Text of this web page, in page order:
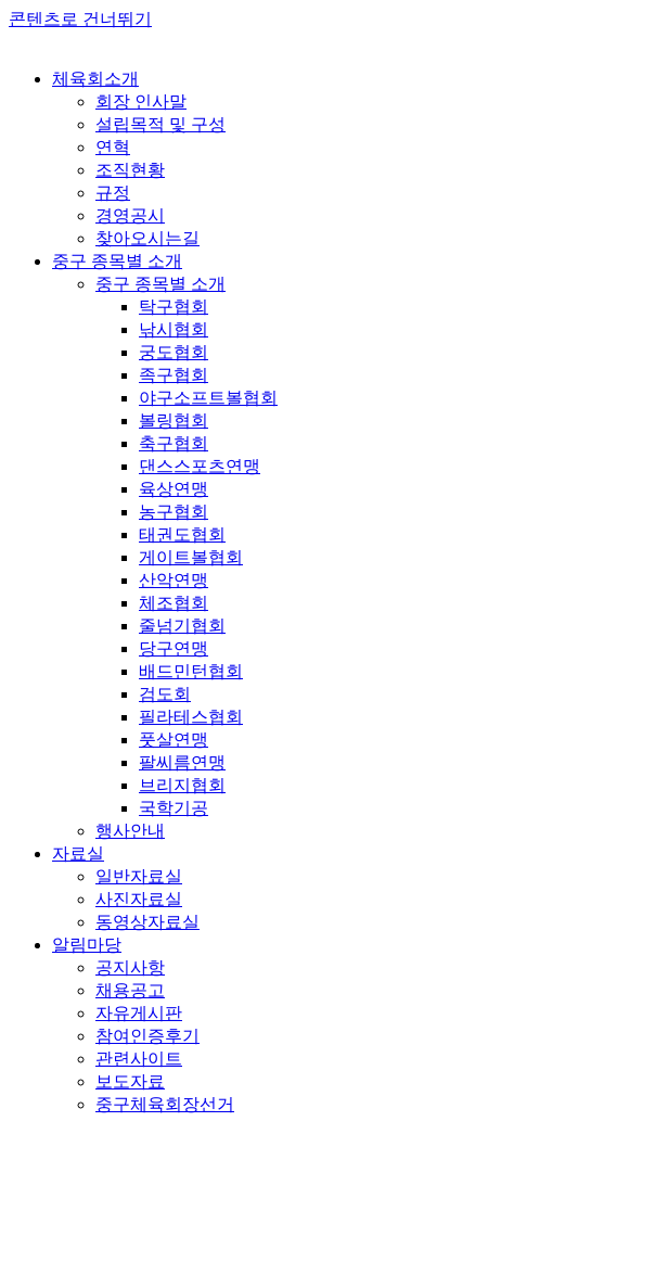
콘텐츠로 건너뛰기
체육회소개
회장 인사말
설립목적 및 구성
연혁
조직현황
규정
경영공시
찾아오시는길
중구 종목별 소개
중구 종목별 소개
탁구협회
낚시협회
궁도협회
족구협회
야구소프트볼협회
볼링협회
축구협회
댄스스포츠연맹
육상연맹
농구협회
태권도협회
게이트볼협회
산악연맹
체조협회
줄넘기협회
당구연맹
배드민턴협회
검도회
필라테스협회
풋살연맹
팔씨름연맹
브리지협회
국학기공
행사안내
자료실
일반자료실
사진자료실
동영상자료실
알림마당
공지사항
채용공고
자유게시판
참여인증후기
관련사이트
보도자료
중구체육회장선거